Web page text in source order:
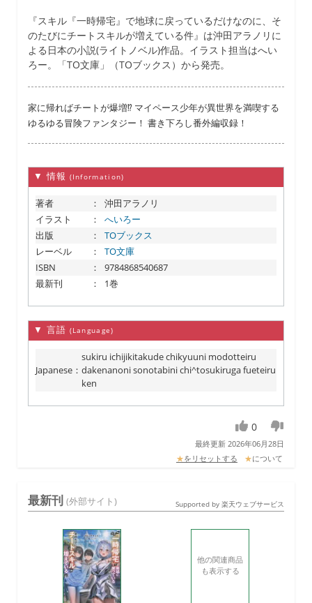
『スキル『一時帰宅』で地球に戻っているだけなのに、そ
のたびにチートスキルが増えている件』は沖田アラノリに
よる日本の小説(ライトノベル)作品。イラスト担当はへい
ろー。「TO文庫」（TOブックス）から発売。
家に帰ればチートが爆増⁉ マイペース少年が異世界を満喫する
ゆるゆる冒険ファンタジー！ 書き下ろし番外編収録！
▼ 情報 (Information)
著者 ：
沖田アラノリ
イラスト
：
へいろー
出版
：
TOブックス
レーベル
：
TO文庫
ISBN
：
9784868540687
最新刊
： 1巻
▼ 言語 (Language)
Japanese ：
sukiru ichijikitakude chikyuuni modotteiru
dakenanoni sonotabini chi^tosukiruga fueteiru
ken
0
最終更新 2026年06月28日
★をリセットする ★について
最新刊 (外部サイト) Supported by 楽天ウェブサービス
他の関連商品
も表示する